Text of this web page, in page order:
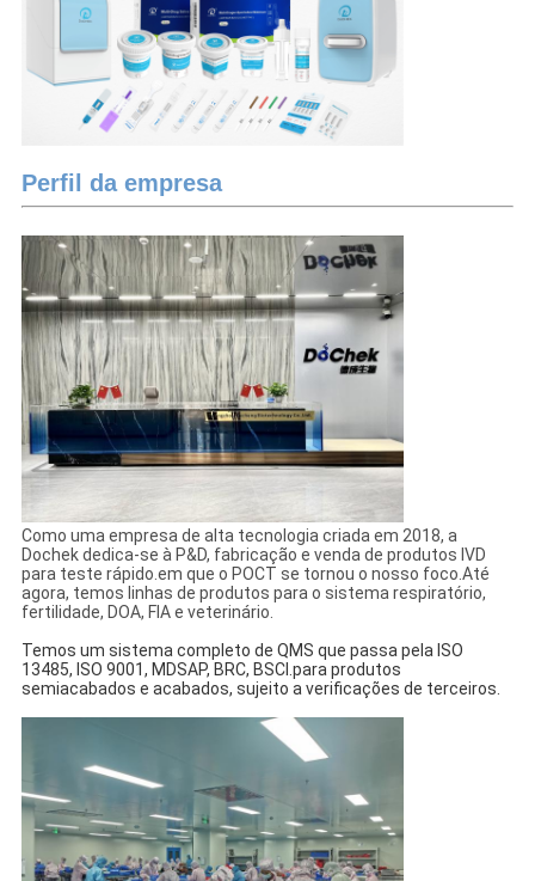
Perfil da empresa
Como uma empresa de alta tecnologia criada em 2018, a
Dochek dedica-se à P&D, fabricação e venda de produtos IVD
para teste rápido.em que o POCT se tornou o nosso foco. Até
agora, temos linhas de produtos para o sistema respiratório,
fertilidade, DOA, FIA e veterinário.
Temos um sistema completo de QMS que passa pela ISO
13485, ISO 9001, MDSAP, BRC, BSCI.para produtos
semiacabados e acabados, sujeito a verificações de terceiros.